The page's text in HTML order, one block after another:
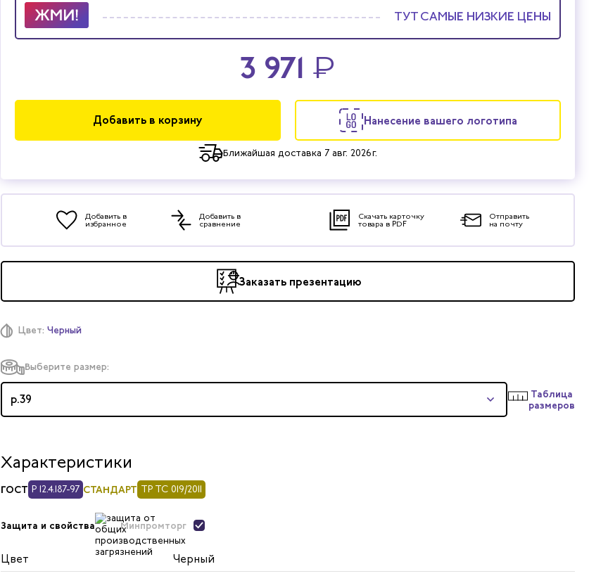
Цвет: Черный
Выберите размер:
р.39
Таблица
размеров
Характеристики
ГОСТ Р 12.4.187-97 СТАНДАРТ ТР ТС 019/2011
Защита и свойства Минпромторг
Цвет
Черный
ТУТ САМЫЕ НИЗКИЕ ЦЕНЫ
3 971 ₽
Добавить в корзину
Ближайшая доставка 7 авг. 2026 г.
Нанесение вашего логотипа
Добавить в
избранное
Добавить в
сравнение
Скачать карточку
товара в PDF
Отправить
на почту
Заказать презентацию